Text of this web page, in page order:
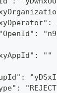
""